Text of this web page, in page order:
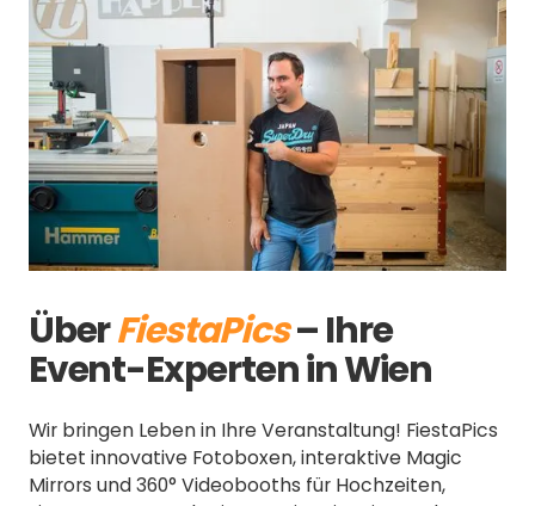
ÜberFiestaPics– Ihre
Event-Experten in Wien
Wir bringen Leben in Ihre Veranstaltung! FiestaPics
bietet innovative Fotoboxen, interaktive Magic
Mirrors und 360° Videobooths für Hochzeiten,